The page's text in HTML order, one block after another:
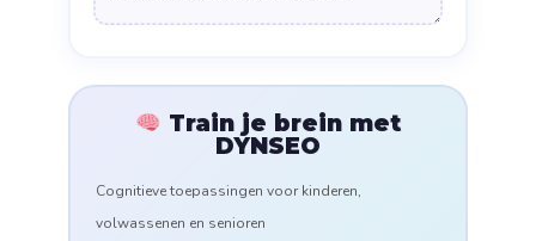
Train je brein met
DYNSEO
Cognitieve toepassingen voor kinderen,
volwassenen en senioren